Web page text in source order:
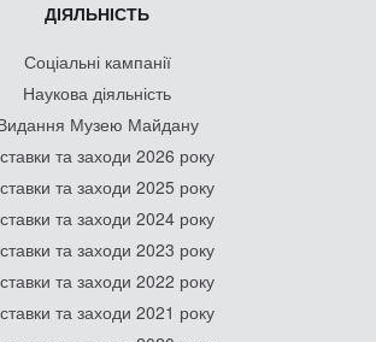
ДІЯЛЬНІСТЬ
Соціальні кампанії
Наукова діяльність
Музею Майдану
та заходи 2026 року
та заходи 2025 року
та заходи 2024 року
та заходи 2023 року
та заходи 2022 року
та заходи 2021 року